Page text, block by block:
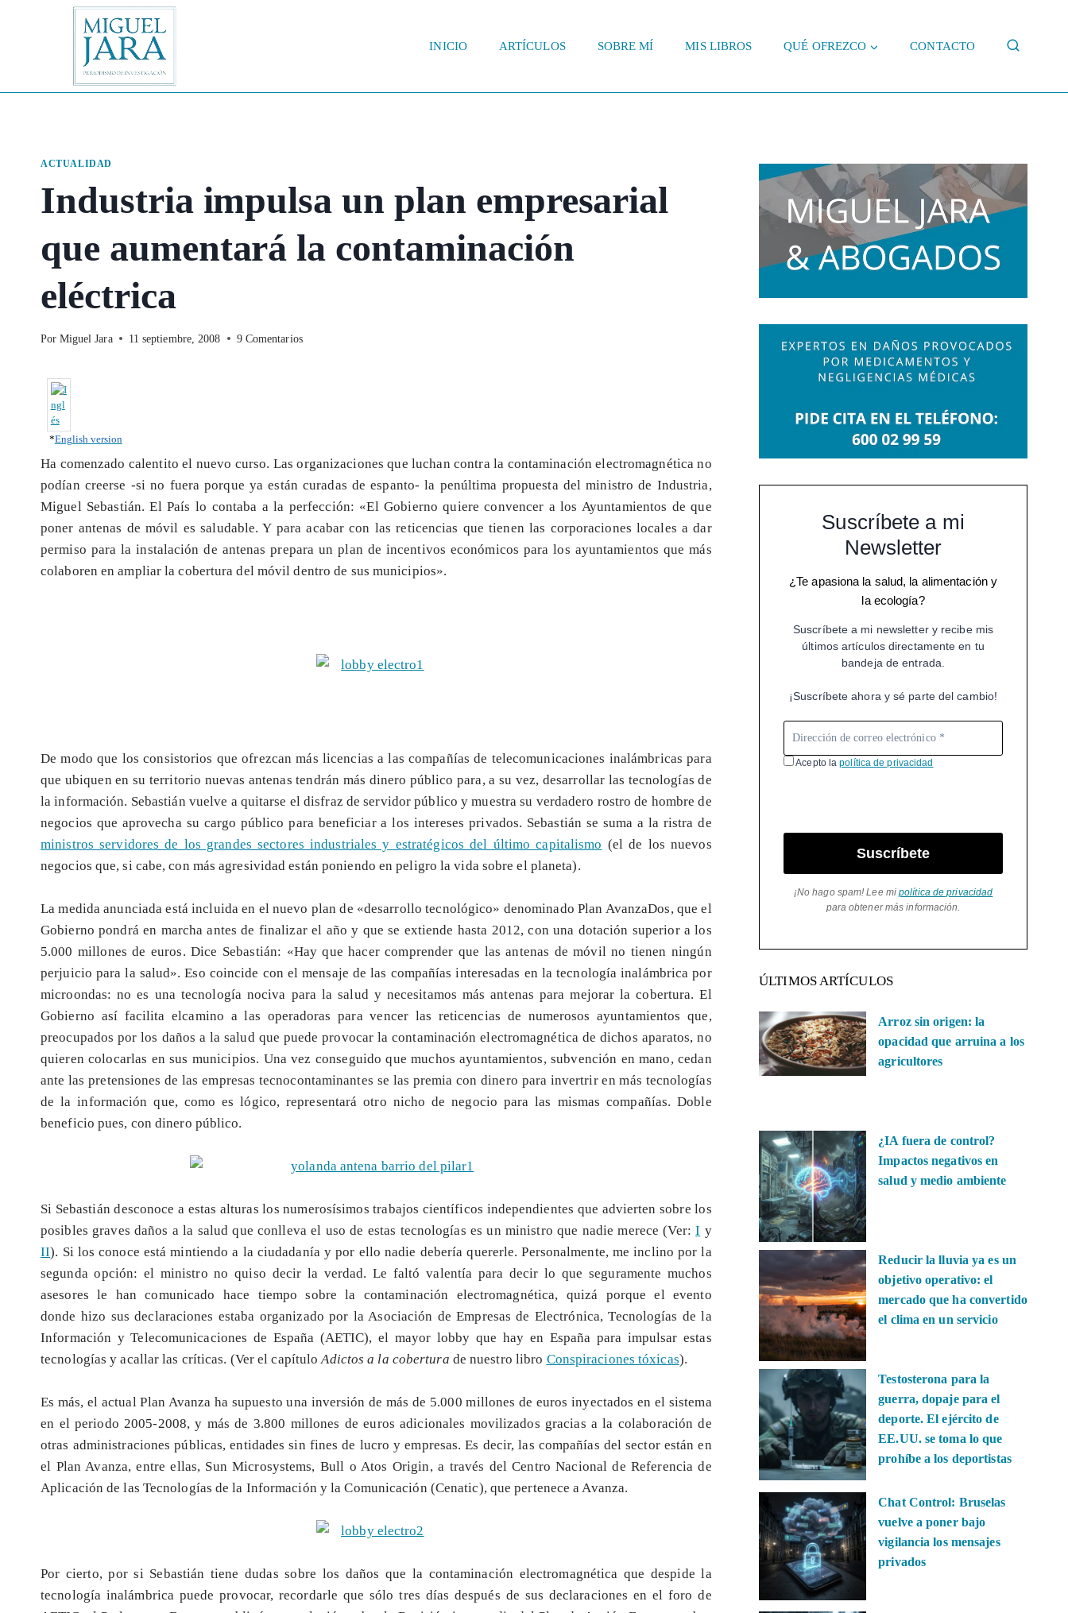
INICIO ARTÍCULOS SOBRE MÍ MIS LIBROS QUÉ OFREZCO CONTACTO
ACTUALIDAD
Industria impulsa un plan empresarial
que aumentará la contaminación
eléctrica
Por Miguel Jara 11 septiembre, 2008 9 Comentarios
*English version
Ha comenzado calentito el nuevo curso. Las organizaciones que luchan contra la contaminación electromagnética no
podían creerse -si no fuera porque ya están curadas de espanto- la penúltima propuesta del ministro de Industria,
Miguel Sebastián. El País lo contaba a la perfección: «El Gobierno quiere convencer a los Ayuntamientos de que
poner antenas de móvil es saludable. Y para acabar con las reticencias que tienen las corporaciones locales a dar
permiso para la instalación de antenas prepara un plan de incentivos económicos para los ayuntamientos que más
colaboren en ampliar la cobertura del móvil dentro de sus municipios».
De modo que los consistorios que ofrezcan más licencias a las compañías de telecomunicaciones inalámbricas para
que ubiquen en su territorio nuevas antenas tendrán más dinero público para, a su vez, desarrollar las tecnologías de
la información. Sebastián vuelve a quitarse el disfraz de servidor público y muestra su verdadero rostro de hombre de
negocios que aprovecha su cargo público para beneficiar a los intereses privados. Sebastián se suma a la ristra de
ministros servidores de los grandes sectores industriales y estratégicos del último capitalismo (el de los nuevos
negocios que, si cabe, con más agresividad están poniendo en peligro la vida sobre el planeta).
La medida anunciada está incluida en el nuevo plan de «desarrollo tecnológico» denominado Plan AvanzaDos, que el
Gobierno pondrá en marcha antes de finalizar el año y que se extiende hasta 2012, con una dotación superior a los
5.000 millones de euros. Dice Sebastián: «Hay que hacer comprender que las antenas de móvil no tienen ningún
perjuicio para la salud». Eso coincide con el mensaje de las compañías interesadas en la tecnología inalámbrica por
microondas: no es una tecnología nociva para la salud y necesitamos más antenas para mejorar la cobertura. El
Gobierno así facilita elcamino a las operadoras para vencer las reticencias de numerosos ayuntamientos que,
preocupados por los daños a la salud que puede provocar la contaminación electromagnética de dichos aparatos, no
quieren colocarlas en sus municipios. Una vez conseguido que muchos ayuntamientos, subvención en mano, cedan
ante las pretensiones de las empresas tecnocontaminantes se las premia con dinero para invertrir en más tecnologías
de la información que, como es lógico, representará otro nicho de negocio para las mismas compañías. Doble
beneficio pues, con dinero público.
Si Sebastián desconoce a estas alturas los numerosísimos trabajos científicos independientes que advierten sobre los
posibles graves daños a la salud que conlleva el uso de estas tecnologías es un ministro que nadie merece (Ver:I y
II). Si los conoce está mintiendo a la ciudadanía y por ello nadie debería quererle. Personalmente, me inclino por la
segunda opción: el ministro no quiso decir la verdad. Le faltó valentía para decir lo que seguramente muchos
asesores le han comunicado hace tiempo sobre la contaminación electromagnética, quizá porque el evento
donde hizo sus declaraciones estaba organizado por la Asociación de Empresas de Electrónica, Tecnologías de la
Información y Telecomunicaciones de España (AETIC), el mayor lobby que hay en España para impulsar estas
tecnologías y acallar las críticas. (Ver el capítuloAdictos a la cobertura de nuestro libro Conspiraciones tóxicas).
Es más, el actual Plan Avanza ha supuesto una inversión de más de 5.000 millones de euros inyectados en el sistema
en el periodo 2005-2008, y más de 3.800 millones de euros adicionales movilizados gracias a la colaboración de
otras administraciones públicas, entidades sin fines de lucro y empresas. Es decir, las compañías del sector están en
el Plan Avanza, entre ellas, Sun Microsystems, Bull o Atos Origin, a través del Centro Nacional de Referencia de
Aplicación de las Tecnologías de la Información y la Comunicación (Cenatic), que pertenece a Avanza.
Por cierto, por si Sebastián tiene dudas sobre los daños que la contaminación electromagnética que despide la
tecnología inalámbrica puede provocar, recordarle que sólo tres días después de sus declaraciones en el foro de
Suscríbete a mi
Newsletter
¿Te apasiona la salud, la alimentación y
la ecología?
Suscríbete a mi newsletter y recibe mis
últimos artículos directamente en tu
bandeja de entrada.
¡Suscríbete ahora y sé parte del cambio!
Acepto lapolítica de privacidad
Suscríbete
¡No hago spam! Lee mipolítica de privacidad
para obtener más información.
ÚLTIMOS ARTÍCULOS
Arroz sin origen: la
opacidad que arruina a los
agricultores
¿IA fuera de control?
Impactos negativos en
salud y medio ambiente
Reducir la lluvia ya es un
objetivo operativo: el
mercado que ha convertido
el clima en un servicio
Testosterona para la
guerra, dopaje para el
deporte. El ejército de
EE.UU. se toma lo que
prohíbe a los deportistas
Chat Control: Bruselas
vuelve a poner bajo
vigilancia los mensajes
privados